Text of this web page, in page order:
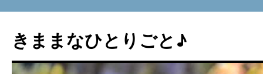
テ
ン
きままなひとりごと♪